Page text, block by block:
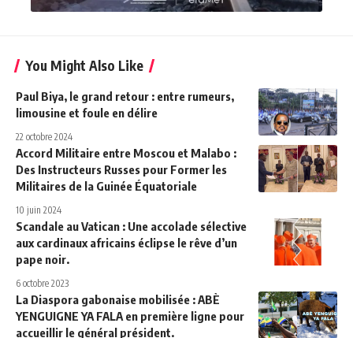
You Might Also Like
Paul Biya, le grand retour : entre rumeurs,
limousine et foule en délire
22 octobre 2024
Accord Militaire entre Moscou et Malabo :
Des Instructeurs Russes pour Former les
Militaires de la Guinée Équatoriale
10 juin 2024
Scandale au Vatican : Une accolade sélective
aux cardinaux africains éclipse le rêve d’un
pape noir.
6 octobre 2023
La Diaspora gabonaise mobilisée : ABÈ
YENGUIGNE YA FALA en première ligne pour
accueillir le général président.